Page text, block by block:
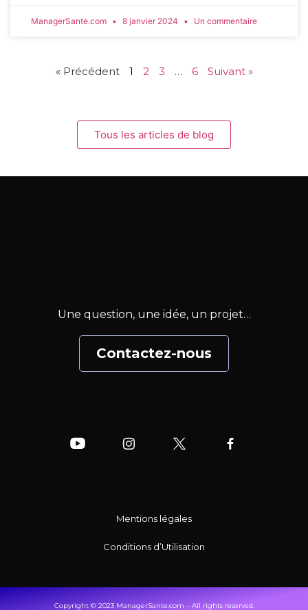
ManagerSante.com 8 janvier 2024 Un commentaire
« Précédent 1 2 3 … 6 Suivant »
Tous les articles de blog
Une question, une idée, un projet…
Contactez-nous
Mentions légales
Conditions d’Utilisation
Copyright © 2023 ManagerSante.com – All rights reserved.